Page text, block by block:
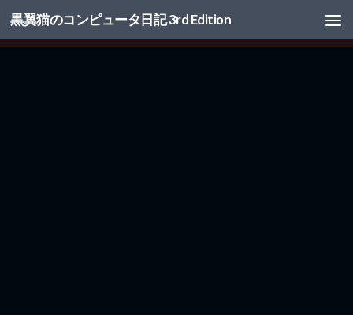
コンテンツへスキップ
黒翼猫のコンピュータ日記 3rd Edition